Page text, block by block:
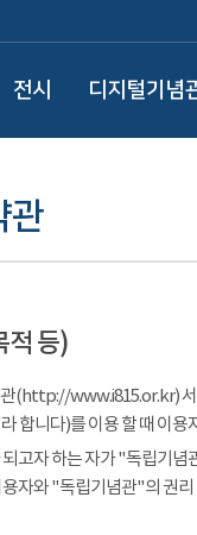
전시 디지털기념
관
적 등)
(http://www.i815.or.kr) 서
합니다)를 이용 할 때 이용
고자 하는 자가 "독립기념
자와 "독립기념관"의 권리